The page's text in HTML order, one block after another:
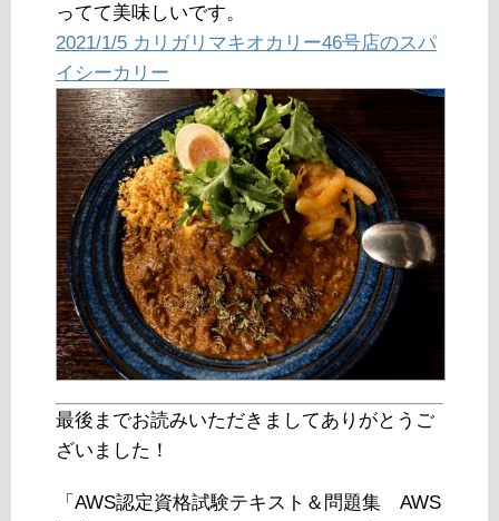
ってて美味しいです。
2021/1/5 カリガリマキオカリー46号店のスパ
イシーカリー
最後までお読みいただきましてありがとうご
ざいました！
「AWS認定資格試験テキスト＆問題集 AWS